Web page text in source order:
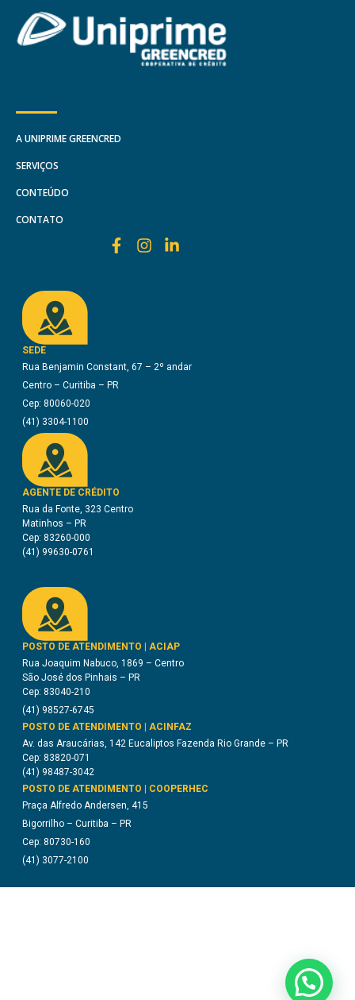
A UNIPRIME GREENCRED
SERVIÇOS
CONTEÚDO
CONTATO
SEDE
Rua Benjamin Constant, 67 – 2º andar
Centro – Curitiba – PR
Cep: 80060-020
(41) 3304-1100
AGENTE DE CRÉDITO
Rua da Fonte, 323 Centro
Matinhos – PR
Cep: 83260-000
(41) 99630-0761
POSTO DE ATENDIMENTO | ACIAP
Rua Joaquim Nabuco, 1869 – Centro
São José dos Pinhais – PR
Cep: 83040-210
(41) 98527-6745
POSTO DE ATENDIMENTO | ACINFAZ
Av. das Araucárias, 142 Eucaliptos Fazenda Rio Grande – PR
Cep: 83820-071
(41) 98487-3042
POSTO DE ATENDIMENTO | COOPERHEC
Praça Alfredo Andersen, 415
Bigorrilho – Curitiba – PR
Cep: 80730-160
(41) 3077-2100